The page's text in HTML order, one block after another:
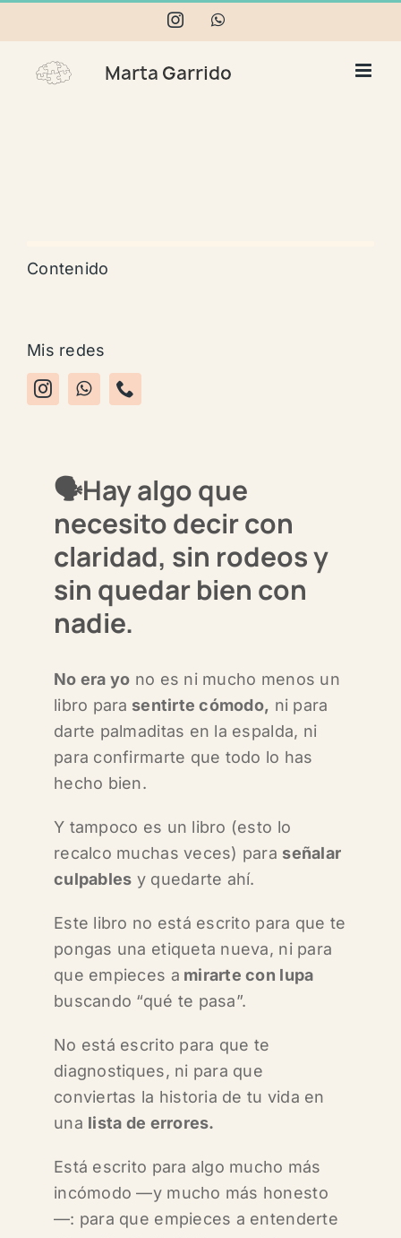
to
content
InstagramWhatsApp
Contenido
Mis redes
🗣️Hay algo que
necesito decir con
claridad, sin rodeos y
sin quedar bien con
nadie.
No era yo no es ni mucho menos un
libro para sentirte cómodo, ni para
darte palmaditas en la espalda, ni
para confirmarte que todo lo has
hecho bien.
Y tampoco es un libro (esto lo
recalco muchas veces) para señalar
culpables y quedarte ahí.
Este libro no está escrito para que te
pongas una etiqueta nueva, ni para
que empieces a mirarte con lupa
buscando “qué te pasa”.
No está escrito para que te
diagnostiques, ni para que
conviertas la historia de tu vida en
una lista de errores.
Está escrito para algo mucho más
incómodo —y mucho más honesto
—: para que empieces a entenderte